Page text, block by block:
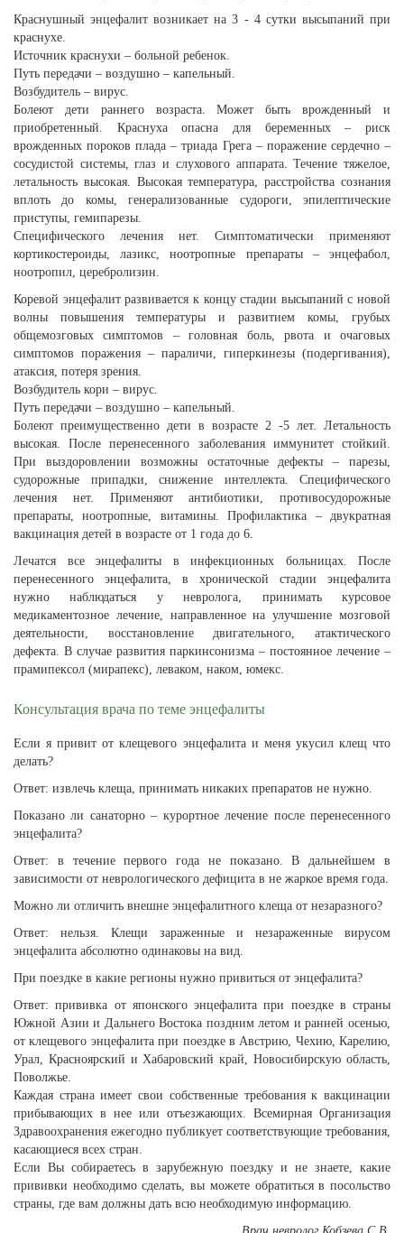
Краснушный энцефалит возникает на 3 - 4 сутки высыпаний при
краснухе.
Источник краснухи – больной ребенок.
Путь передачи – воздушно – капельный.
Возбудитель – вирус.
Болеют дети раннего возраста. Может быть врожденный и
приобретенный. Краснуха опасна для беременных – риск
врожденных пороков плада – триада Грега – поражение сердечно –
сосудистой системы, глаз и слухового аппарата. Течение тяжелое,
летальность высокая. Высокая температура, расстройства сознания
вплоть до комы, генерализованные судороги, эпилептические
приступы, гемипарезы.
Специфического лечения нет. Симптоматически применяют
кортикостероиды, лазикс, ноотропные препараты – энцефабол,
ноотропил, церебролизин.
Коревой энцефалит развивается к концу стадии высыпаний с новой
волны повышения температуры и развитием комы, грубых
общемозговых симптомов – головная боль, рвота и очаговых
симптомов поражения – параличи, гиперкинезы (подергивания),
атаксия, потеря зрения.
Возбудитель кори – вирус.
Путь передачи – воздушно – капельный.
Болеют преимущественно дети в возрасте 2 -5 лет. Летальность
высокая. После перенесенного заболевания иммунитет стойкий.
При выздоровлении возможны остаточные дефекты – парезы,
судорожные припадки, снижение интеллекта. Специфического
лечения нет. Применяют антибиотики, противосудорожные
препараты, ноотропные, витамины. Профилактика – двукратная
вакцинация детей в возрасте от 1 года до 6.
Лечатся все энцефалиты в инфекционных больницах. После
перенесенного энцефалита, в хронической стадии энцефалита
нужно наблюдаться у невролога, принимать курсовое
медикаментозное лечение, направленное на улучшение мозговой
деятельности, восстановление двигательного, атактического
дефекта. В случае развития паркинсонизма – постоянное лечение –
прамипексол (мирапекс), леваком, наком, юмекс.
Консультация врача по теме энцефалиты
Если я привит от клещевого энцефалита и меня укусил клещ что
делать?
Ответ: извлечь клеща, принимать никаких препаратов не нужно.
Показано ли санаторно – курортное лечение после перенесенного
энцефалита?
Ответ: в течение первого года не показано. В дальнейшем в
зависимости от неврологического дефицита в не жаркое время года.
Можно ли отличить внешне энцефалитного клеща от незаразного?
Ответ: нельзя. Клещи зараженные и незараженные вирусом
энцефалита абсолютно одинаковы на вид.
При поездке в какие регионы нужно привиться от энцефалита?
Ответ: прививка от японского энцефалита при поездке в страны
Южной Азии и Дальнего Востока поздним летом и ранней осенью,
от клещевого энцефалита при поездке в Австрию, Чехию, Карелию,
Урал, Красноярский и Хабаровский край, Новосибирскую область,
Поволжье.
Каждая страна имеет свои собственные требования к вакцинации
прибывающих в нее или отъезжающих. Всемирная Организация
Здравоохранения ежегодно публикует соответствующие требования,
касающиеся всех стран.
Если Вы собираетесь в зарубежную поездку и не знаете, какие
прививки необходимо сделать, вы можете обратиться в посольство
страны, где вам должны дать всю необходимую информацию.